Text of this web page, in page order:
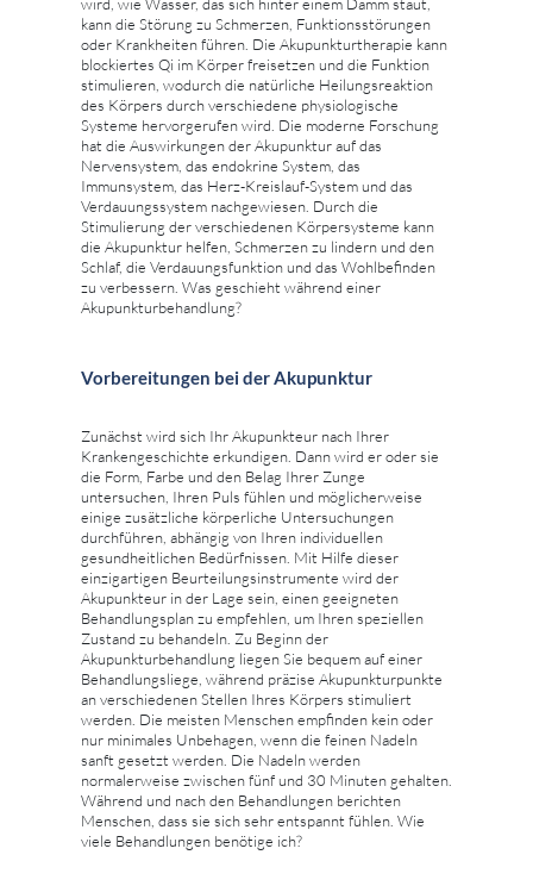
kann die Störung zu Schmerzen, Funktionsstörungen
oder Krankheiten führen. Die Akupunkturtherapie kann
blockiertes Qi im Körper freisetzen und die Funktion
stimulieren, wodurch die natürliche Heilungsreaktion
des Körpers durch verschiedene physiologische
Systeme hervorgerufen wird. Die moderne Forschung
hat die Auswirkungen der Akupunktur auf das
Nervensystem, das endokrine System, das
Immunsystem, das Herz-Kreislauf-System und das
Verdauungssystem nachgewiesen. Durch die
Stimulierung der verschiedenen Körpersysteme kann
die Akupunktur helfen, Schmerzen zu lindern und den
Schlaf, die Verdauungsfunktion und das Wohlbefinden
zu verbessern. Was geschieht während einer
Akupunkturbehandlung?
Vorbereitungen bei der Akupunktur
Zunächst wird sich Ihr Akupunkteur nach Ihrer
Krankengeschichte erkundigen. Dann wird er oder sie
die Form, Farbe und den Belag Ihrer Zunge
untersuchen, Ihren Puls fühlen und möglicherweise
einige zusätzliche körperliche Untersuchungen
durchführen, abhängig von Ihren individuellen
gesundheitlichen Bedürfnissen. Mit Hilfe dieser
einzigartigen Beurteilungsinstrumente wird der
Akupunkteur in der Lage sein, einen geeigneten
Behandlungsplan zu empfehlen, um Ihren speziellen
Zustand zu behandeln. Zu Beginn der
Akupunkturbehandlung liegen Sie bequem auf einer
Behandlungsliege, während präzise Akupunkturpunkte
an verschiedenen Stellen Ihres Körpers stimuliert
werden. Die meisten Menschen empfinden kein oder
nur minimales Unbehagen, wenn die feinen Nadeln
sanft gesetzt werden. Die Nadeln werden
normalerweise zwischen fünf und 30 Minuten gehalten.
Während und nach den Behandlungen berichten
Menschen, dass sie sich sehr entspannt fühlen. Wie
viele Behandlungen benötige ich?